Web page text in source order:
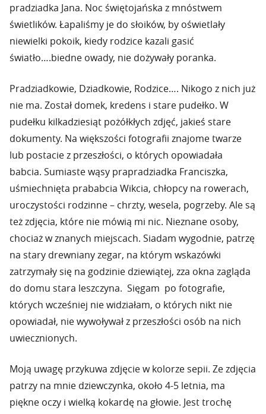
pradziadka Jana. Noc świętojańska z mnóstwem
świetlików. Łapaliśmy je do słoików, by oświetlały
niewielki pokoik, kiedy rodzice kazali gasić
światło….biedne owady, nie dożywały poranka.
Pradziadkowie, Dziadkowie, Rodzice…. Nikogo z nich już
nie ma. Został domek, kredens i stare pudełko. W
pudełku kilkadziesiąt pożółkłych zdjęć, jakieś stare
dokumenty. Na większości fotografii znajome twarze
lub postacie z przeszłości, o których opowiadała
babcia. Sumiaste wąsy prapradziadka Franciszka,
uśmiechnięta prababcia Wikcia, chłopcy na rowerach,
uroczystości rodzinne – chrzty, wesela, pogrzeby. Ale są
też zdjęcia, które nie mówią mi nic. Nieznane osoby,
chociaż w znanych miejscach. Siadam wygodnie, patrzę
na stary drewniany zegar, na którym wskazówki
zatrzymały się na godzinie dziewiątej, zza okna zagląda
do domu stara leszczyna. Sięgam po fotografie,
których wcześniej nie widziałam, o których nikt nie
opowiadał, nie wywoływał z przeszłości osób na nich
uwiecznionych.
Moją uwagę przykuwa zdjęcie w kolorze sepii. Ze zdjęcia
patrzy na mnie dziewczynka, około 4-5 letnia, ma
piękne oczy i wielką kokardę na głowie. Jest trochę